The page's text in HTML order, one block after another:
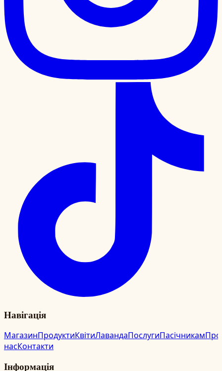
Навігація
МагазинПродуктиКвітиЛавандаПослугиПасічникамПро
насКонтакти
Інформація